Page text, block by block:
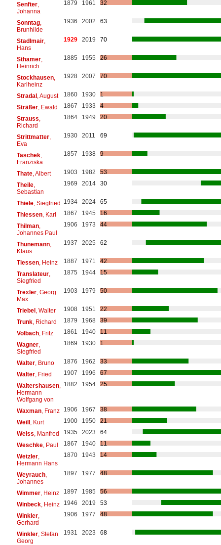
Senfter,
Johanna
1879 1961 32
Sonntag,
Brunhilde
1936 2002 63
Stadlmair,
Hans
1929 2019 70
Sthamer,
Heinrich
1885 1955 26
Stockhausen,
Karlheinz
1928 2007 70
Stradal, August 1860 1930
1
Sträßer, Ewald 1867 1933
4
Strauss
Richard
1864 1949 20
Strittmatter,
Eva
1930 2011 69
Taschek,
Franziska
1857 1938 9
Thate, Albert 1903 1982
53
Theile,
Sebastian
1969 2014 30
Thiele, Siegfried 1934 2024
65
Thiessen, Karl 1867 1945
16
Thilman,
Johannes Paul
1906 1973 44
Thunemann,
Klaus
1937 2025 62
Tiessen, Heinz 1887 1971
42
Translateur,
Siegfried
1875 1944 15
Trexler, Georg
Max
1903 1979 50
Triebel, Walter 1908 1951
22
Trunk, Richard 1879 1968
39
Volbach, Fritz 1861 1940
11
Wagner,
Siegfried
1869 1930 1
Walter, Bruno 1876 1962
33
Walter, Fried 1907 1996
67
Waltershausen,
Hermann
Wolfgang von
1882 1954 25
Waxman, Franz 1906 1967
38
Weill, Kurt 1900 1950
21
Weiss , Manfred 1935 2023
64
Weschke, Paul 1867 1940
11
Wetzler,
Hermann Hans
1870 1943 14
Weyrauch,
Johannes
1897 1977 48
Wimmer, Heinz 1897 1985
56
Winbeck, Heinz 1946 2019
53
Winkler,
Gerhard
1906 1977 48
Winkler, Stefan
Georg
1931 2023 68